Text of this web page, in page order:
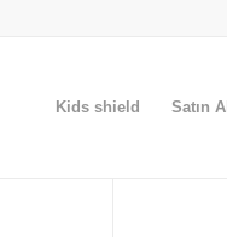
Kids shield Satın Al